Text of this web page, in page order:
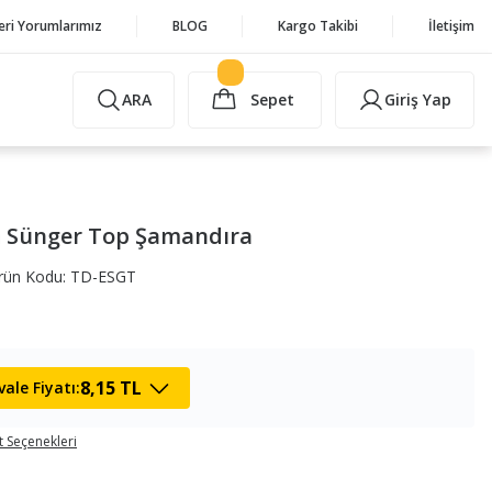
Yorumlarımız BLOG Kargo Takibi İletişim
ARA Sepet Giriş Yap
Sünger Top Şamandıra
Kodu: TD-ESGT
Fiyatı:8,15 TL
Seçenekleri